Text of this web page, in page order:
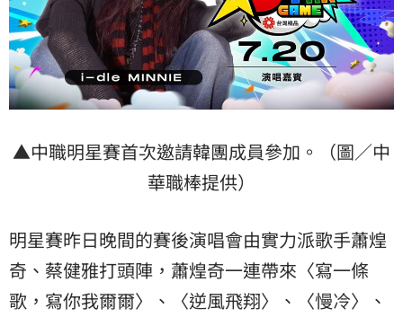
▲中職明星賽首次邀請韓團成員參加。（圖／中
華職棒提供）
明星賽昨日晚間的賽後演唱會由實力派歌手蕭煌
奇、蔡健雅打頭陣，蕭煌奇一連帶來〈寫一條
歌，寫你我爾爾〉、〈逆風飛翔〉、〈慢冷〉、